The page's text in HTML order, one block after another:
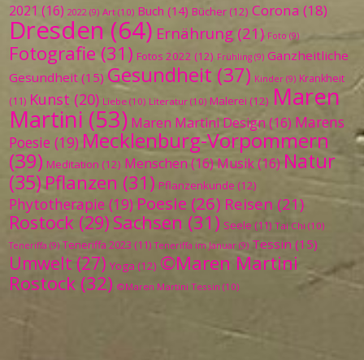
2021 (16) 2022 (9) Art (10) Buch (14) Bücher (12) Corona (18)
Dresden (64) Ernährung (21) Foto (9)
Fotografie (31) Fotos 2022 (12) Frühling (9) Ganzheitliche
Gesundheit (15) Gesundheit (37) Kinder (9) Krankheit
(11) Kunst (20) Liebe (10) Literatur (10) Malerei (12) Maren
Martini (53) Maren Martini Design (16) Marens
Poesie (19) Mecklenburg-Vorpommern
(39) Meditation (12) Menschen (16)Musik(16) Natur
(35) Pflanzen (31) Pflanzenkunde (12)
Phytotherapie (19) Poesie (26) Reisen (21)
Rostock (29) Sachsen (31) Seele (11) Tai Chi (10)
Teneriffa (9) Teneriffa 2023 (11) Teneriffa im Januar (9) Tessin (15)
Umwelt (27) Yoga (12) ©Maren Martini
Rostock (32) ©Maren Martini Tessin (10)